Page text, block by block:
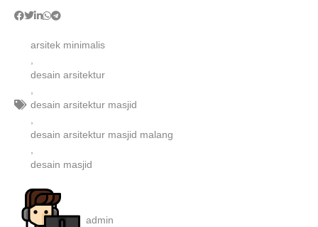
arsitek minimalis
desain arsitektur
desain arsitektur masjid
desain arsitektur masjid malang
desain masjid
admin